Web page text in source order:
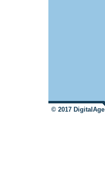
© 2017 DigitalAge